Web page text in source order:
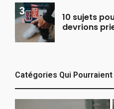
10 sujets
devrions
Catégories Qui